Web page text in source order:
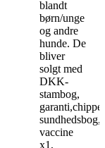
blandt
børn/unge
og andre
hunde. De
bliver
solgt med
DKK-
stambog,
garanti,chippet,
sundhedsbog,
vaccine
x1,